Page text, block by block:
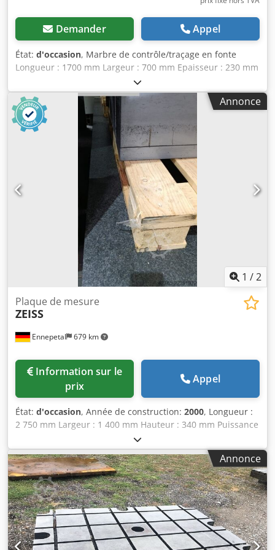
Demander Appel
État: d'occasion, Marbre de contrôle/traçage en fonte
Longueur : 1700 mm Largeur : 700 mm Epaisseur : 230 mm
Hauteur sur pieds : 940 mm Poids : 0,8 T Dcodpfxezqzy Ds
Ai Tok
Annonce
1 /2
Ennepetal 679 km
Plaque de mesure
ZEISS
prix
Appel
État: d'occasion, Année de construction: 2000, Longueur :
2 750 mm Largeur : 1 400 mm Hauteur : 340 mm Puissance
totale requise : 0 kW Dcsdpfx Aioznnd Re Tok Poids de la
machine : environ 3 t Encombrement : environ 2 750 x
1 400 x 340 mm Table en marbre servant de plateau de
mesure. Châssis d’une machine de mesure Zeiss.
Dimensions : 2 750 x 1 400 x 340 mm.
Annonce